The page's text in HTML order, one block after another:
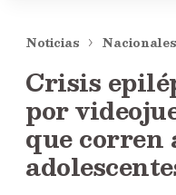
Noticias Nacionales
Crisis
por
que corren